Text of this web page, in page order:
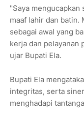
"Saya
maaf lahir dan batin.
sebagai awal yang
kerja dan pelayanan
ujar Bupati Ela.
Bupati Ela
integritas, serta
menghadapi